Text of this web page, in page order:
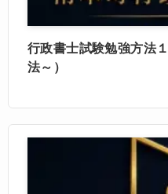
行政書士試験勉強方法
法～）